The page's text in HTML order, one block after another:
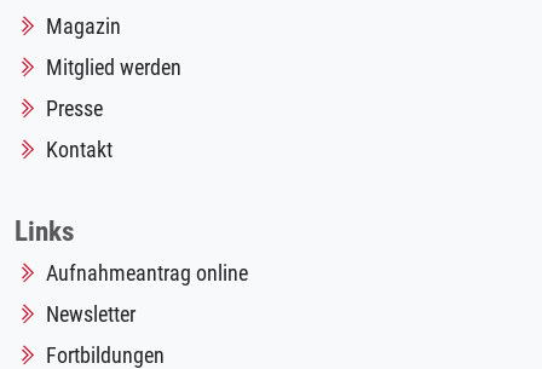
Magazin
Mitglied werden
Presse
Kontakt
Links
Aufnahmeantrag online
Newsletter
Fortbildungen